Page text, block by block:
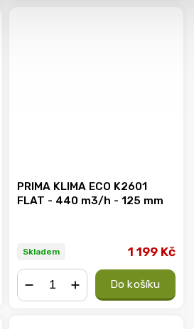
PRIMA KLIMA ECO K2601
FLAT - 440 m3/h - 125 mm
Skladem 1 199 Kč
Do košíku